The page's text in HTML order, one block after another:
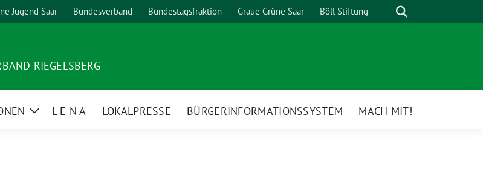
Jugend Saar Bundesverband Bundestagsfraktion Graue Grüne Saar Böll Stiftung Suche
RIEGELSBERG
ZeigeL E N A LOKALPRESSE BÜRGERINFORMATIONSSYSTEM MACH MIT!